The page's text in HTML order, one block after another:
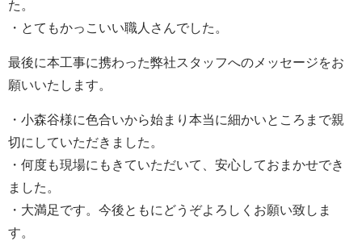
た。
・とてもかっこいい職人さんでした。
最後に本工事に携わった弊社スタッフへのメッセージをお
願いいたします。
・小森谷様に色合いから始まり本当に細かいところまで親
切にしていただきました。
・何度も現場にもきていただいて、安心しておまかせでき
ました。
・大満足です。今後ともにどうぞよろしくお願い致しま
す。